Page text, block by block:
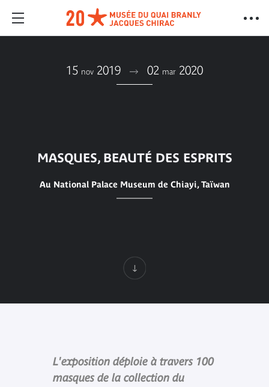
15 nov 2019 02 mar 2020
MASQUES, BEAUTÉ DES ESPRITS
Au National Palace Museum de Chiayi, Taïwan
L'exposition déploie à travers 100
masques de la collection du